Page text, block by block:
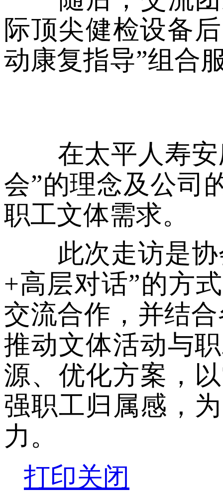
际顶尖健检设备
动康复指导”组合
在太平人寿安
会”的理念及公司
职工文体需求。
此次走访是协
+高层对话”的方
交流合作，并结
推动文体活动与
源、优化方案，
强职工归属感，
力。
打印关闭